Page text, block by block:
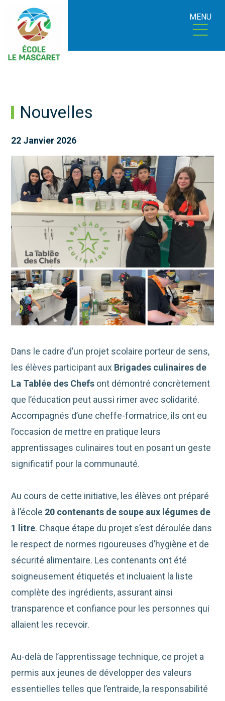
MENU
Nouvelles
22 Janvier 2026
Dans le cadre d’un projet scolaire porteur de sens,
les élèves participant aux Brigades culinaires de
La Tablée des Chefs ont démontré concrètement
que l’éducation peut aussi rimer avec solidarité.
Accompagnés d’une cheffe-formatrice, ils ont eu
l’occasion de mettre en pratique leurs
apprentissages culinaires tout en posant un geste
significatif pour la communauté.
Au cours de cette initiative, les élèves ont préparé
à l’école 20 contenants de soupe aux légumes de
1 litre. Chaque étape du projet s’est déroulée dans
le respect de normes rigoureuses d’hygiène et de
sécurité alimentaire. Les contenants ont été
soigneusement étiquetés et incluaient la liste
complète des ingrédients, assurant ainsi
transparence et confiance pour les personnes qui
allaient les recevoir.
Au-delà de l’apprentissage technique, ce projet a
permis aux jeunes de développer des valeurs
essentielles telles que l’entraide, la responsabilité